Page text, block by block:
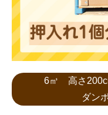
6㎥ 高さ
ダン